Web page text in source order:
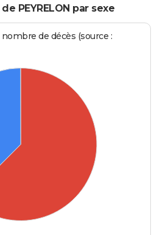
PEYRELON par sexe
de décès (source :